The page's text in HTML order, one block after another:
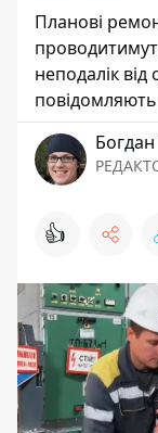
Планові
неподалік
👍